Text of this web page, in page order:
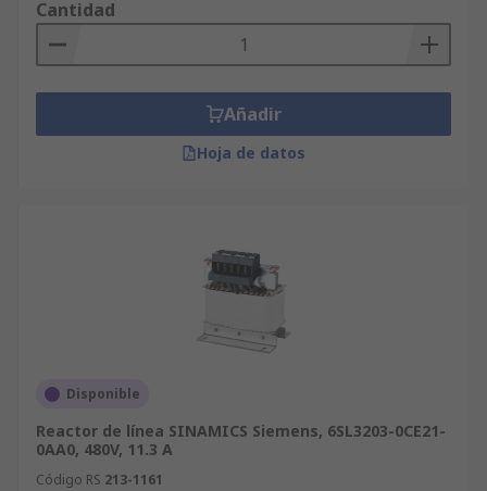
Cantidad
Añadir
Hoja de datos
Disponible
Reactor de línea SINAMICS Siemens, 6SL3203-0CE21-
0AA0, 480V, 11.3 A
Código RS 213-1161